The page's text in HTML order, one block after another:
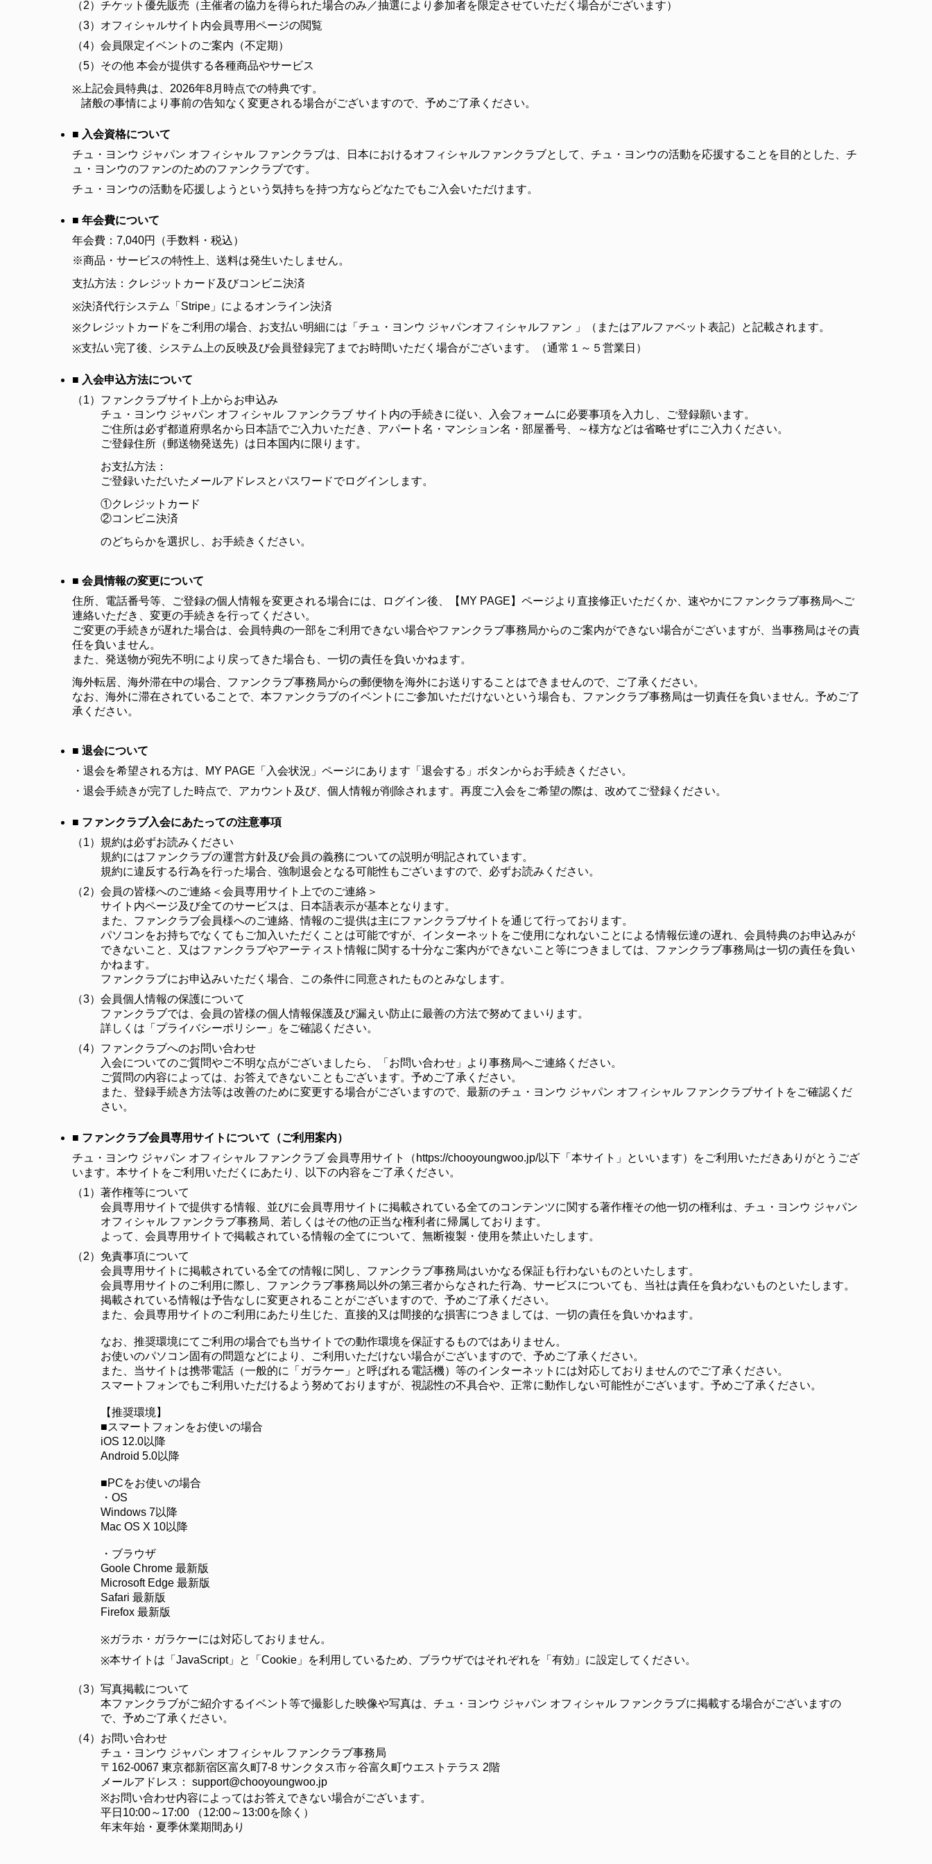
（2） チケット優先販売（主催者の協力を得られた場合のみ／抽選により参加者を限定させていただく場合がございます）
（3） オフィシャルサイト内会員専用ページの閲覧
（4） 会員限定イベントのご案内（不定期）
（5） その他 本会が提供する各種商品やサービス
※ 上記会員特典は、2026年8月時点での特典です。
諸般の事情により事前の告知なく変更される場合がございますので、予めご了承ください。
■ 入会資格について
チュ・ヨンウ ジャパン オフィシャル ファンクラブは、日本におけるオフィシャルファンクラブとして、チュ・ヨンウの活動を応援することを目的とした、チ
ュ・ヨンウのファンのためのファンクラブです。
チュ・ヨンウの活動を応援しようという気持ちを持つ方ならどなたでもご入会いただけます。
■ 年会費について
年会費：7,040円（手数料・税込）
※商品・サービスの特性上、送料は発生いたしません。
支払方法：クレジットカード及びコンビニ決済
※決済代行システム「Stripe」によるオンライン決済
※クレジットカードをご利用の場合、お支払い明細には「チュ・ヨンウ ジャパンオフィシャルファン 」（またはアルファベット表記）と記載されます。
※支払い完了後、システム上の反映及び会員登録完了までお時間いただく場合がございます。（通常１～５営業日）
■ 入会申込方法について
（1） ファンクラブサイト上からお申込み
チュ・ヨンウ ジャパン オフィシャル ファンクラブ サイト内の手続きに従い、入会フォームに必要事項を入力し、ご登録願います。
ご住所は必ず都道府県名から日本語でご入力いただき、アパート名・マンション名・部屋番号、～様方などは省略せずにご入力ください。
ご登録住所（郵送物発送先）は日本国内に限ります。
お支払方法：
ご登録いただいたメールアドレスとパスワードでログインします。
①クレジットカード
②コンビニ決済
のどちらかを選択し、お手続きください。
■ 会員情報の変更について
住所、電話番号等、ご登録の個人情報を変更される場合には、ログイン後、【MY PAGE】ページより直接修正いただくか、速やかにファンクラブ事務局へご
連絡いただき、変更の手続きを行ってください。
ご変更の手続きが遅れた場合は、会員特典の一部をご利用できない場合やファンクラブ事務局からのご案内ができない場合がございますが、当事務局はその責
任を負いません。
また、発送物が宛先不明により戻ってきた場合も、一切の責任を負いかねます。
海外転居、海外滞在中の場合、ファンクラブ事務局からの郵便物を海外にお送りすることはできませんので、ご了承ください。
なお、海外に滞在されていることで、本ファンクラブのイベントにご参加いただけないという場合も、ファンクラブ事務局は一切責任を負いません。予めご了
承ください。
■ 退会について
・ 退会を希望される方は、MY PAGE「入会状況」ページにあります「退会する」ボタンからお手続きください。
・ 退会手続きが完了した時点で、アカウント及び、個人情報が削除されます。再度ご入会をご希望の際は、改めてご登録ください。
■ ファンクラブ入会にあたっての注意事項
（1） 規約は必ずお読みください
規約にはファンクラブの運営方針及び会員の義務についての説明が明記されています。
規約に違反する行為を行った場合、強制退会となる可能性もございますので、必ずお読みください。
（2） 会員の皆様へのご連絡＜会員専用サイト上でのご連絡＞
サイト内ページ及び全てのサービスは、日本語表示が基本となります。
また、ファンクラブ会員様へのご連絡、情報のご提供は主にファンクラブサイトを通じて行っております。
パソコンをお持ちでなくてもご加入いただくことは可能ですが、インターネットをご使用になれないことによる情報伝達の遅れ、会員特典のお申込みが
できないこと、又はファンクラブやアーティスト情報に関する十分なご案内ができないこと等につきましては、ファンクラブ事務局は一切の責任を負い
かねます。
ファンクラブにお申込みいただく場合、この条件に同意されたものとみなします。
（3） 会員個人情報の保護について
ファンクラブでは、会員の皆様の個人情報保護及び漏えい防止に最善の方法で努めてまいります。
詳しくは「プライバシーポリシー」をご確認ください。
（4） ファンクラブへのお問い合わせ
入会についてのご質問やご不明な点がございましたら、「お問い合わせ」より事務局へご連絡ください。
ご質問の内容によっては、お答えできないこともございます。予めご了承ください。
また、登録手続き方法等は改善のために変更する場合がございますので、最新のチュ・ヨンウ ジャパン オフィシャル ファンクラブサイトをご確認くだ
さい。
■ ファンクラブ会員専用サイトについて（ご利用案内）
チュ・ヨンウ ジャパン オフィシャル ファンクラブ 会員専用サイト（https://chooyoungwoo.jp/以下「本サイト」といいます）をご利用いただきありがとうござ
います。本サイトをご利用いただくにあたり、以下の内容をご了承ください。
（1） 著作権等について
会員専用サイトで提供する情報、並びに会員専用サイトに掲載されている全てのコンテンツに関する著作権その他一切の権利は、チュ・ヨンウ ジャパン
オフィシャル ファンクラブ事務局、若しくはその他の正当な権利者に帰属しております。
よって、会員専用サイトで掲載されている情報の全てについて、無断複製・使用を禁止いたします。
（2） 免責事項について
会員専用サイトに掲載されている全ての情報に関し、ファンクラブ事務局はいかなる保証も行わないものといたします。
会員専用サイトのご利用に際し、ファンクラブ事務局以外の第三者からなされた行為、サービスについても、当社は責任を負わないものといたします。
掲載されている情報は予告なしに変更されることがございますので、予めご了承ください。
また、会員専用サイトのご利用にあたり生じた、直接的又は間接的な損害につきましては、一切の責任を負いかねます。
なお、推奨環境にてご利用の場合でも当サイトでの動作環境を保証するものではありません。
お使いのパソコン固有の問題などにより、ご利用いただけない場合がございますので、予めご了承ください。
また、当サイトは携帯電話（一般的に「ガラケー」と呼ばれる電話機）等のインターネットには対応しておりませんのでご了承ください。
スマートフォンでもご利用いただけるよう努めておりますが、視認性の不具合や、正常に動作しない可能性がございます。予めご了承ください。
【推奨環境】
■スマートフォンをお使いの場合
iOS 12.0以降
Android 5.0以降
■PCをお使いの場合
・OS
Windows 7以降
Mac OS X 10以降
・ブラウザ
Goole Chrome 最新版
Microsoft Edge 最新版
Safari 最新版
Firefox 最新版
※ガラホ・ガラケーには対応しておりません。
※本サイトは「JavaScript」と「Cookie」を利用しているため、ブラウザではそれぞれを「有効」に設定してください。
（3） 写真掲載について
本ファンクラブがご紹介するイベント等で撮影した映像や写真は、チュ・ヨンウ ジャパン オフィシャル ファンクラブに掲載する場合がございますの
で、予めご了承ください。
（4） お問い合わせ
チュ・ヨンウ ジャパン オフィシャル ファンクラブ事務局
〒162-0067 東京都新宿区富久町7-8 サンクタス市ヶ谷富久町ウエストテラス 2階
メールアドレス： support@chooyoungwoo.jp
※お問い合わせ内容によってはお答えできない場合がございます。
平日10:00～17:00 （12:00～13:00を除く）
年末年始・夏季休業期間あり